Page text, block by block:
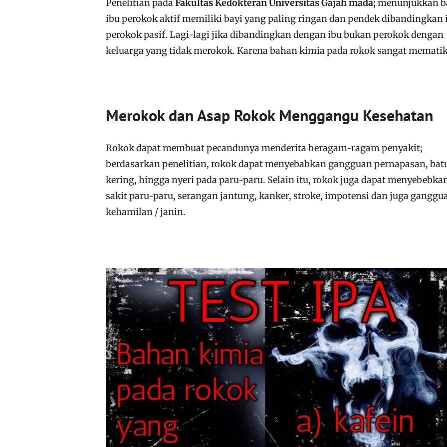
Penelitian padaFakultas Kedokteran Universitas Gajah mada; menunjukkan
ibu perokok aktif memiliki bayi yang paling ringan dan pendek dibandingkan
perokok pasif. Lagi-lagi jika dibandingkan dengan ibu bukan perokok dengan
keluarga yang tidak merokok. Karena bahan kimia pada rokok sangat
Merokok dan Asap Rokok Menggangu Kesehatan
Rokok dapat membuat pecandunya menderita beragam-ragam penyakit;
berdasarkan penelitian, rokok dapat menyebabkan gangguan pernapasan,
kering, hingga nyeri pada paru-paru. Selain itu, rokok juga dapat
sakit paru-paru, serangan jantung, kanker, stroke, impotensi dan juga
kehamilan / janin.